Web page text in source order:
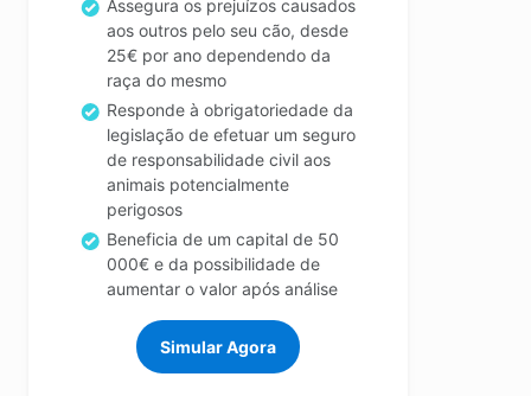
Assegura os prejuízos causados
aos outros pelo seu cão, desde
25€ por ano dependendo da
raça do mesmo
Responde à obrigatoriedade da
legislação de efetuar um seguro
de responsabilidade civil aos
animais potencialmente
perigosos
Beneficia de um capital de 50
000€ e da possibilidade de
aumentar o valor após análise
Simular Agora